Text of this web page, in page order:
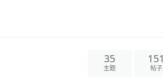
35 151